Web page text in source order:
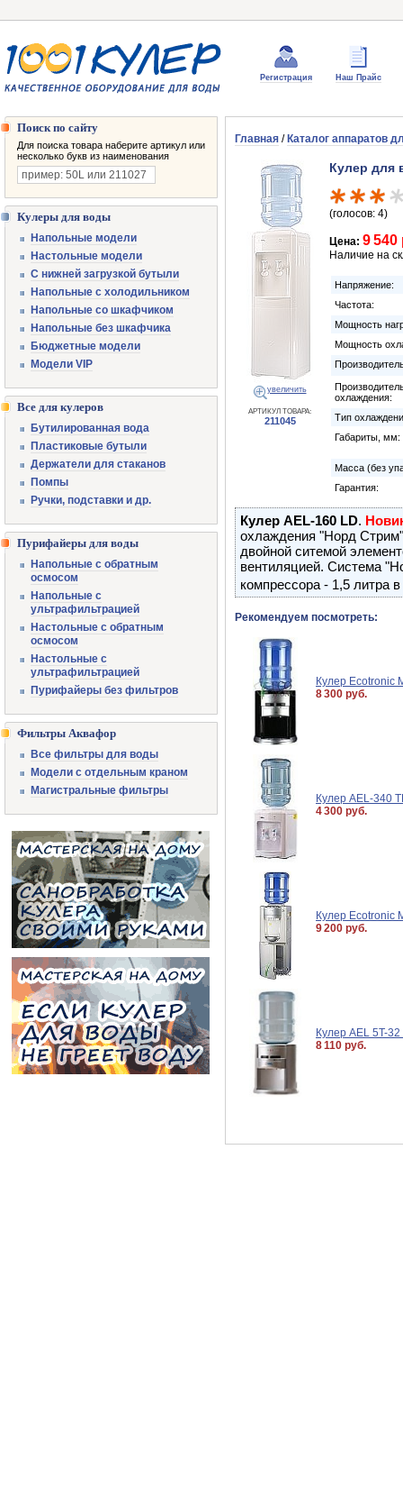
Регистрация Наш Прайс
Главная / Каталог аппаратов
увеличить
АРТИКУЛ ТОВАРА:
211045
Кулер для
(голосов: 4)
Цена: 9 540
Наличие на
Напряжение:
Частота:
Мощность
Мощность
охлаждения:
Тип
Габариты, мм:
Масса (без
Гарантия:
Кулер AEL-160 LD.
охлаждения "Норд
двойной ситемой
вентиляцией. Система
компрессора - 1,5 литра
Рекомендуем посмотреть:
Кулер Ecotronic
8 300 руб.
Кулер AEL-340
4 300 руб.
Кулер Ecotronic
9 200 руб.
Кулер AEL 5T-
8 110 руб.
Поиск по сайту
Для поиска товара наберите артикул или
несколько букв из наименования
Кулеры для воды
Напольные модели
Настольные модели
С нижней загрузкой бутыли
Напольные с холодильником
Напольные со шкафчиком
Напольные без шкафчика
Бюджетные модели
Модели VIP
Все для кулеров
Бутилированная вода
Пластиковые бутыли
Держатели для стаканов
Помпы
Ручки, подставки и др.
Пурифайеры для воды
Напольные с обратным
осмосом
Напольные с
ультрафильтрацией
Настольные с обратным
осмосом
Настольные с
ультрафильтрацией
Пурифайеры без фильтров
Фильтры Аквафор
Все фильтры для воды
Модели с отдельным краном
Магистральные фильтры